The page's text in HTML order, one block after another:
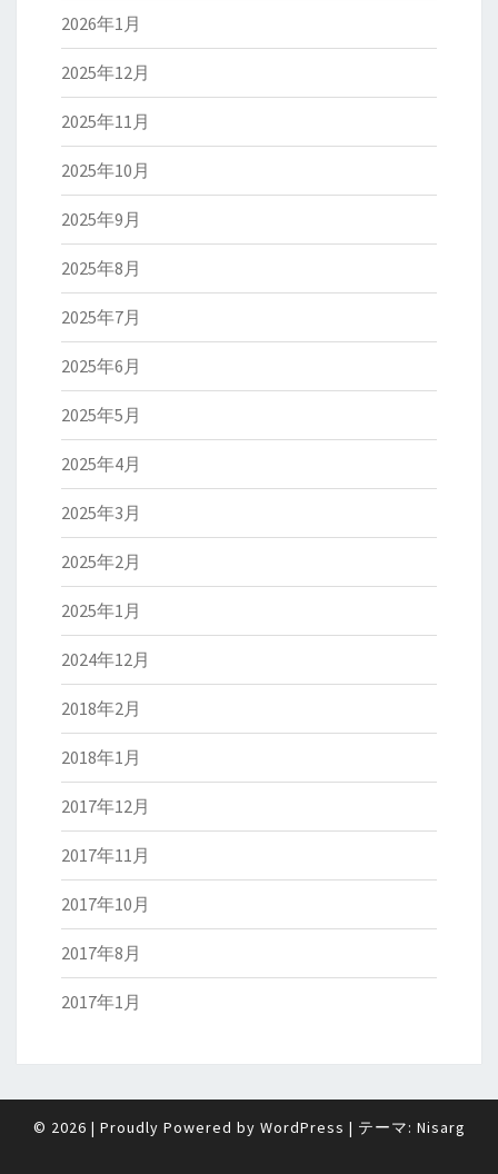
2026年1月
2025年12月
2025年11月
2025年10月
2025年9月
2025年8月
2025年7月
2025年6月
2025年5月
2025年4月
2025年3月
2025年2月
2025年1月
2024年12月
2018年2月
2018年1月
2017年12月
2017年11月
2017年10月
2017年8月
2017年1月
© 2026 | Proudly Powered by WordPress | テーマ: Nisarg